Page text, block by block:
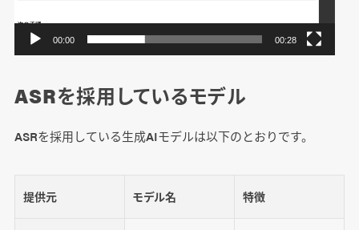
00:00 00:28
ASRを採用しているモデル
ASRを採用している生成AIモデルは以下のとおりです。
提供元 モデル名 特徴